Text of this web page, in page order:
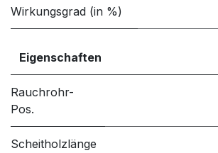
Wirkungsgrad (in %)
Eigenschaften
Rauchrohr-
Pos.
Scheitholzlänge